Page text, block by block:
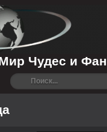
Чудес и